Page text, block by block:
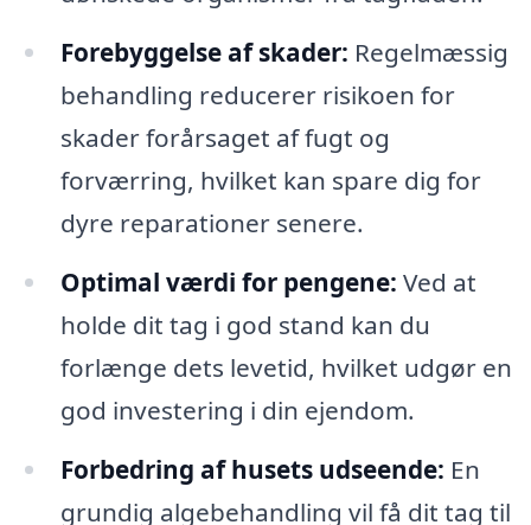
Forebyggelse af skader: Regelmæssig
behandling reducerer risikoen for
skader forårsaget af fugt og
forværring, hvilket kan spare dig for
dyre reparationer senere.
Optimal værdi for pengene: Ved at
holde dit tag i god stand kan du
forlænge dets levetid, hvilket udgør en
god investering i din ejendom.
Forbedring af husets udseende: En
grundig algebehandling vil få dit tag til